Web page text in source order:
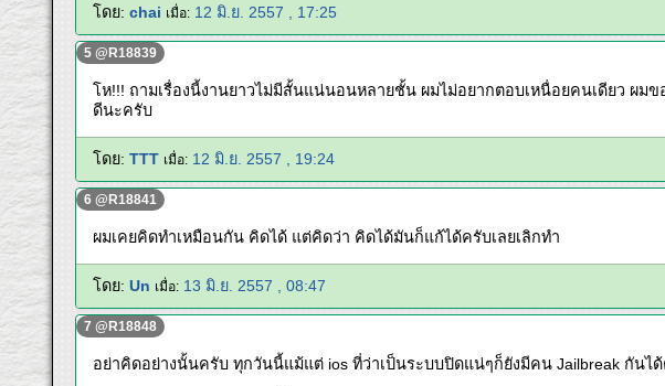
โดย: chai เมื่อ: 12 มิ.ย. 2557 , 17:25
5 @R18839
โห!!! ถามเรื่องนี้งานยาวไม่มีสั้นแน่นอนหลายชั้น ผมไม่อยากตอบเหนื่อยคนเดียว ผ
ดีนะครับ
โดย: TTT เมื่อ: 12 มิ.ย. 2557 , 19:24
6 @R18841
ผมเคยคิดทำเหมือนกัน คิดได้ แต่คิดว่า คิดได้มันก็แก้ได้ครับเลยเลิกทำ
โดย: Un เมื่อ: 13 มิ.ย. 2557 , 08:47
7 @R18848
อย่าคิดอย่างนั้นครับ ทุกวันนี้แม้แต่ ios ที่ว่าเป็นระบบปิดแน่ๆก็ยังมีคน Jailbreak กัน